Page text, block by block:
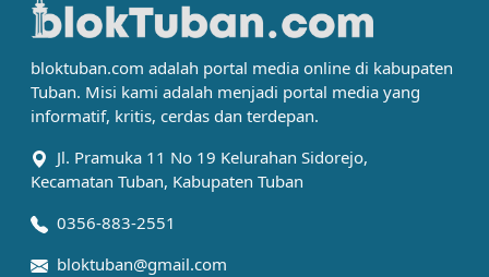
bloktuban.com adalah portal media online di kabupaten
Tuban. Misi kami adalah menjadi portal media yang
informatif, kritis, cerdas dan terdepan.
Jl. Pramuka 11 No 19 Kelurahan Sidorejo,
Kecamatan Tuban, Kabupaten Tuban
0356-883-2551
bloktuban@gmail.com